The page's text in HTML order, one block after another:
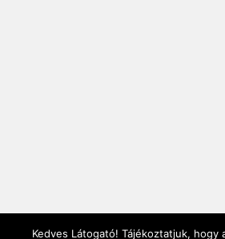
Kedves Látogató! Tájékoztatjuk,